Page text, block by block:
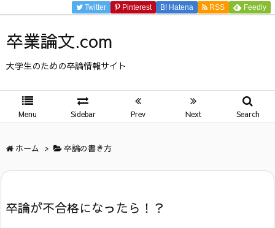
卒業論文.com
大学生のための卒論情報サイト
Menu Sidebar Prev Next Search
Twitter Pinterest B! Hatena RSS Feedly
ホーム > 卒論の書き方
卒論が不合格になったら！？